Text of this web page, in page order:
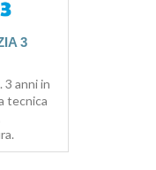
3
3 anni in
tecnica